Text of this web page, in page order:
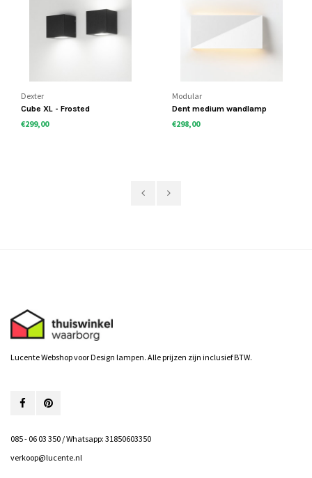
Dexter
Cube XL - Frosted
€299,00
Modular
Dent medium wandlamp
€298,00
Lucente Webshop voor Design lampen. Alle prijzen zijn inclusief BTW.
085 - 06 03 350 / Whatsapp: 31850603350
verkoop@lucente.nl